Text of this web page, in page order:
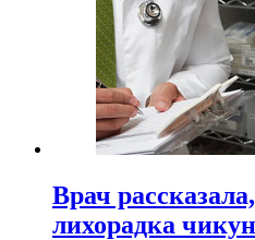
Врач
лихорадка